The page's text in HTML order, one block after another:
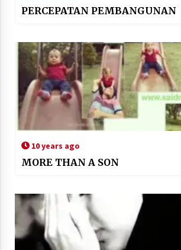
PERCEPATAN PEMBANGUNAN
10 years ago
MORE THAN A SON